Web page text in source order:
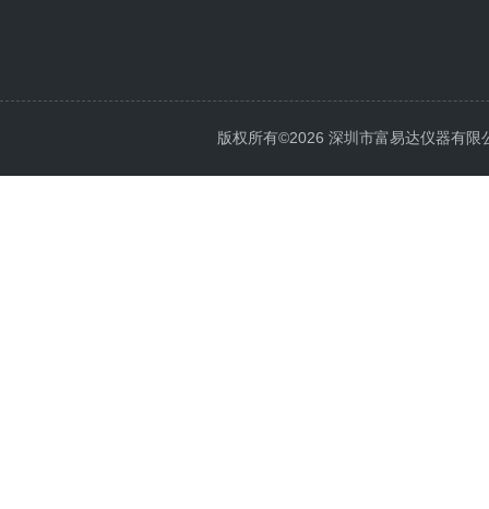
版权所有©2026 深圳市富易达仪器有